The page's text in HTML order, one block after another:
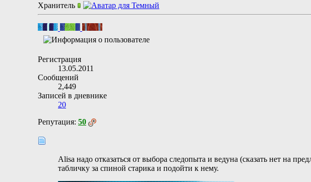
Хранитель
Регистрация
13.05.2011
Сообщений
2,449
Записей в дневнике
20
Репутация: 50
Alisa надо отказаться от выбора следопыта и ведуна (сказать нет на
табличку за спиной старика и подойти к нему.